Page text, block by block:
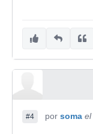
#4 por soma el